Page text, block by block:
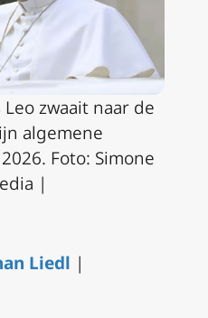
zwaait naar de
algemene
Foto: Simone
|
Liedl |